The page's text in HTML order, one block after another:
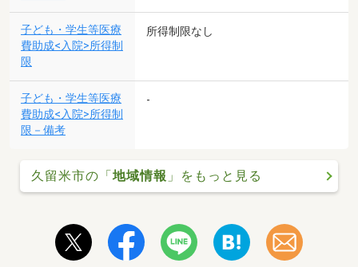
子ども・学生等医療
費助成<入院>所得制
限
所得制限なし
子ども・学生等医療
費助成<入院>所得制
限－備考
-
久留米市の「地域情報 」をもっと見る